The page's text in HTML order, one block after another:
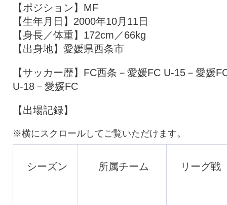
特設ページ
【ポジション】MF
【生年月日】2000年10月11日
【身長／体重】172cm／66kg
【出身地】愛媛県西条市
【サッカー歴】FC西条－愛媛FC U-15－愛媛
U-18－愛媛FC
【出場記録】
シーズン 所属チーム リーグ戦